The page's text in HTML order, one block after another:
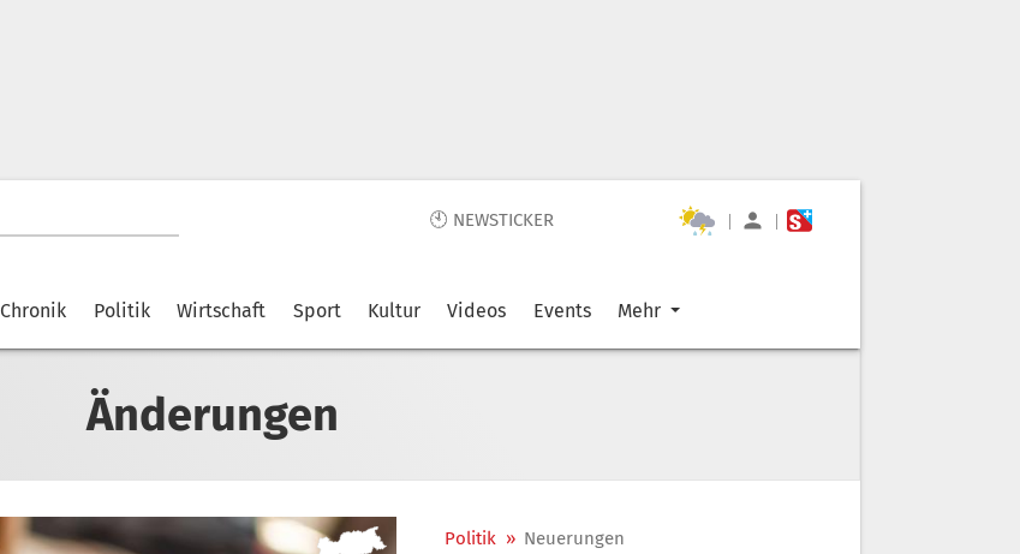
🕙 NEWSTICKER | |
Chronik Politik Wirtschaft Sport Kultur Videos Events Mehr
Änderungen
Politik » Neuerungen